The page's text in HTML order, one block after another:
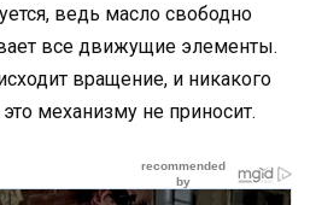
ведь масло свободно
все движущие элементы.
вращение, и никакого
механизму не приносит.